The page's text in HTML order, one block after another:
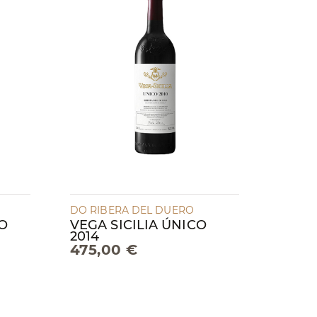
DO RIBERA DEL DUERO
VEGA SICILIA ÚNICO
2014
475,00 €